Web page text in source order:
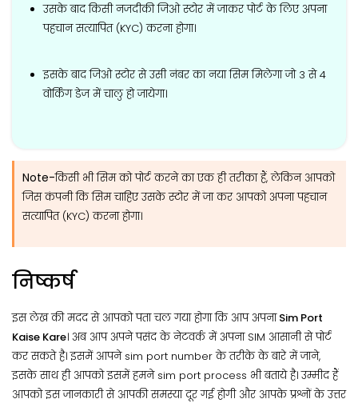
उसके बाद किसी नजदीकी जिओ स्टोर में जाकर पोर्ट के लिए अपना
पहचान सत्यापित (KYC) करना होगा।
इसके बाद जिओ स्टोर से उसी नंबर का नया सिम मिलेगा जो 3 से 4
वोर्किंग डेज में चालु हो जायेगा।
Note-किसी भी सिम को पोर्ट करने का एक ही तरीका हैं, लेकिन आपको
जिस कंपनी कि सिम चाहिए उसके स्टोर में जा कर आपको अपना पहचान
सत्यापित (KYC) करना होगा।
निष्कर्ष
इस लेख की मदद से आपको पता चल गया होगा कि आप अपनाSim Port
Kaise Kare। अब आप अपने पसंद के नेटवर्क में अपना SIM आसानी से पोर्ट
कर सकते है। इसमें आपने sim port number के तरीके के बारे में जाने,
इसके साथ ही आपको इसमें हमने sim port process भी बताये है। उम्मीद हैं
आपको इस जानकारी से आपकी समस्या दूर गई होगी और आपके प्रश्नों के उत्तर